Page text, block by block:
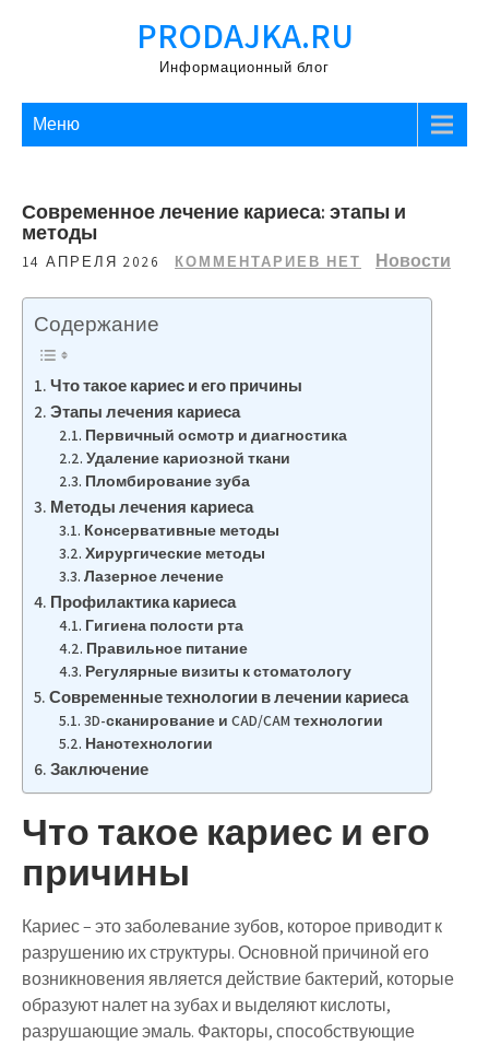
PRODAJKA.RU
Информационный блог
Меню
Современное лечение кариеса: этапы и
методы
14 АПРЕЛЯ 2026 КОММЕНТАРИЕВ НЕТ Новости
Содержание
Что такое кариес и его причины
Этапы лечения кариеса
Первичный осмотр и диагностика
Удаление кариозной ткани
Пломбирование зуба
Методы лечения кариеса
Консервативные методы
Хирургические методы
Лазерное лечение
Профилактика кариеса
Гигиена полости рта
Правильное питание
Регулярные визиты к стоматологу
Современные технологии в лечении кариеса
3D-сканирование и CAD/CAM технологии
Нанотехнологии
Заключение
Что такое кариес и его
причины
Кариес – это заболевание зубов, которое приводит к
разрушению их структуры. Основной причиной его
возникновения является действие бактерий, которые
образуют налет на зубах и выделяют кислоты,
разрушающие эмаль. Факторы, способствующие